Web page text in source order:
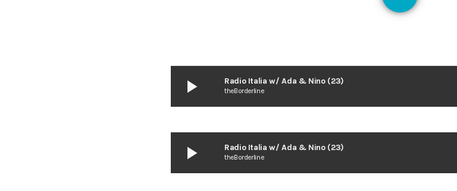
play_arrow Radio Italia w/ Ada & Nino (23)
theBorderline
play_arrow Radio Italia w/ Ada & Nino (23)
theBorderline